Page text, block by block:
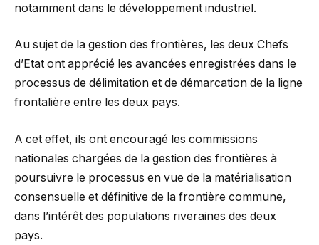
notamment dans le développement industriel.
Au sujet de la gestion des frontières, les deux Chefs
d’Etat ont apprécié les avancées enregistrées dans le
processus de délimitation et de démarcation de la ligne
frontalière entre les deux pays.
A cet effet, ils ont encouragé les commissions
nationales chargées de la gestion des frontières à
poursuivre le processus en vue de la matérialisation
consensuelle et définitive de la frontière commune,
dans l’intérêt des populations riveraines des deux
pays.